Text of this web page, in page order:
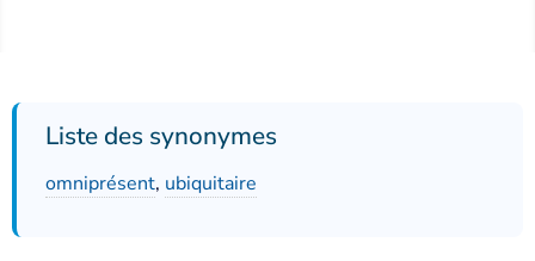
Liste des synonymes
omniprésent, ubiquitaire